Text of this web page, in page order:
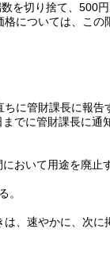
を切り捨て、500
については、この
に管財課長に報告
でに管財課長に通
おいて用途を廃止
。
、速やかに、次